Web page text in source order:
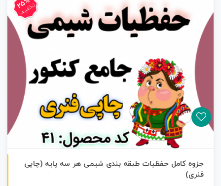
25%
تخفیف
جزوه کامل حفظیات طبقه بندی شیمی هر سه پایه (چاپی
فنری)